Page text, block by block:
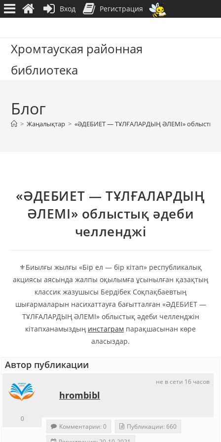
содержимому
Хромтауская районная
библиотека
Блог
> Жаңалықтар > «ӘДЕБИЕТ — ТҰЛҒАЛАРДЫҢ ӘЛЕМІ» облыстық
«ӘДЕБИЕТ — ТҰЛҒАЛАРДЫҢ
ӘЛЕМІ» облыстық әдеби
челленджі
⚜️Биылғы жылғы «Бір ел — бір кітап» республикалық
акциясы аясында жалпы оқылымға ұсынылған қазақтың
классик жазушысы Бердібек Соқпақбаевтың
шығармаларын насихаттауға бағытталған «ӘДЕБИЕТ —
ТҰЛҒАЛАРДЫҢ ӘЛЕМІ» облыстық әдеби челленджін
кітапханамыздың инстаграм парақшасынан көре
аласыздар.
Автор публикации
не в сети 16 часов
hrombibl
0
Комментарии: 0
Публикации: 660
Вход Регистрация